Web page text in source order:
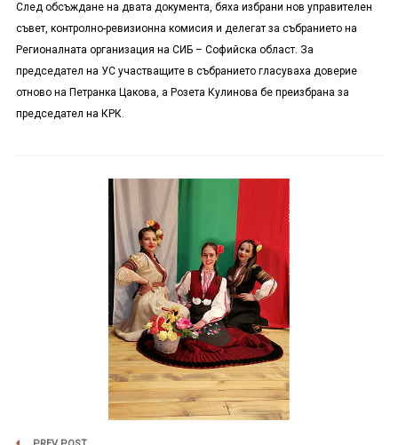
След обсъждане на двата документа, бяха избрани нов управителен
съвет, контролно-ревизионна комисия и делегат за събранието на
Регионалната организация на СИБ – Софийска област. За
председател на УС участващите в събранието гласуваха доверие
отново на Петранка Цакова, а Розета Кулинова бе преизбрана за
председател на КРК.